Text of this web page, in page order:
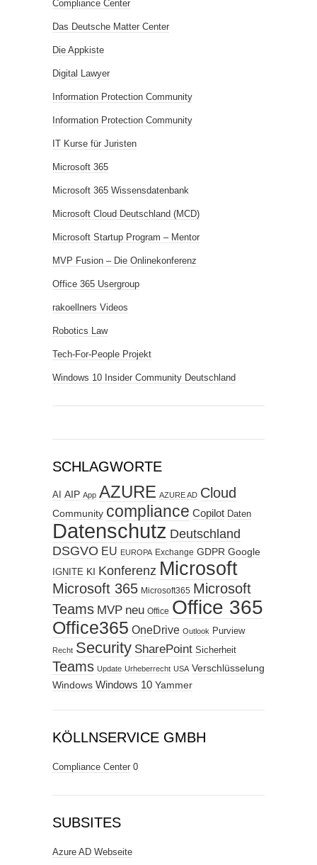
Compliance Center
Das Deutsche Matter Center
Die Appkiste
Digital Lawyer
Information Protection Community
Information Protection Community
IT Kurse für Juristen
Microsoft 365
Microsoft 365 Wissensdatenbank
Microsoft Cloud Deutschland (MCD)
Microsoft Startup Program – Mentor
MVP Fusion – Die Onlinekonferenz
Office 365 Usergroup
rakoellners Videos
Robotics Law
Tech-For-People Projekt
Windows 10 Insider Community Deutschland
SCHLAGWORTE
AI AIP App AZURE AZURE AD Cloud
Community compliance Copilot Daten
Datenschutz Deutschland
DSGVO EU EUROPA Exchange GDPR Google
IGNITE KI Konferenz Microsoft
Microsoft 365 Microsoft365 Microsoft
Teams MVP neu Office Office 365
Office365 OneDrive Outlook Purview
Recht Security SharePoint Sicherheit
Teams Update Urheberrecht USA Verschlüsselung
Windows Windows 10 Yammer
KÖLLNSERVICE GMBH
Compliance Center 0
SUBSITES
Azure AD Webseite